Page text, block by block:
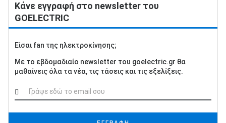
Κάνε εγγραφή στο newsletter του
GOELECTRIC
Είσαι fan της ηλεκτροκίνησης;
Με το εβδομαδιαίο newsletter του goelectric.gr θα
μαθαίνεις όλα τα νέα, τις τάσεις και τις εξελίξεις.